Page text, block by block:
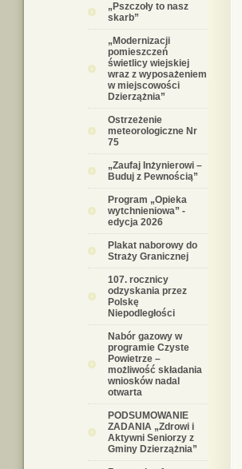
„Pszczoły to nasz
skarb”
„Modernizacji
pomieszczeń
świetlicy wiejskiej
wraz z wyposażeniem
w miejscowości
Dzierzążnia”
Ostrzeżenie
meteorologiczne Nr
75
„Zaufaj Inżynierowi –
Buduj z Pewnością”
Program „Opieka
wytchnieniowa” -
edycja 2026
Plakat naborowy do
Straży Granicznej
107. rocznicy
odzyskania przez
Polskę
Niepodległości
Nabór gazowy w
programie Czyste
Powietrze –
możliwość składania
wniosków nadal
otwarta
PODSUMOWANIE
ZADANIA „Zdrowi i
Aktywni Seniorzy z
Gminy Dzierzążnia”